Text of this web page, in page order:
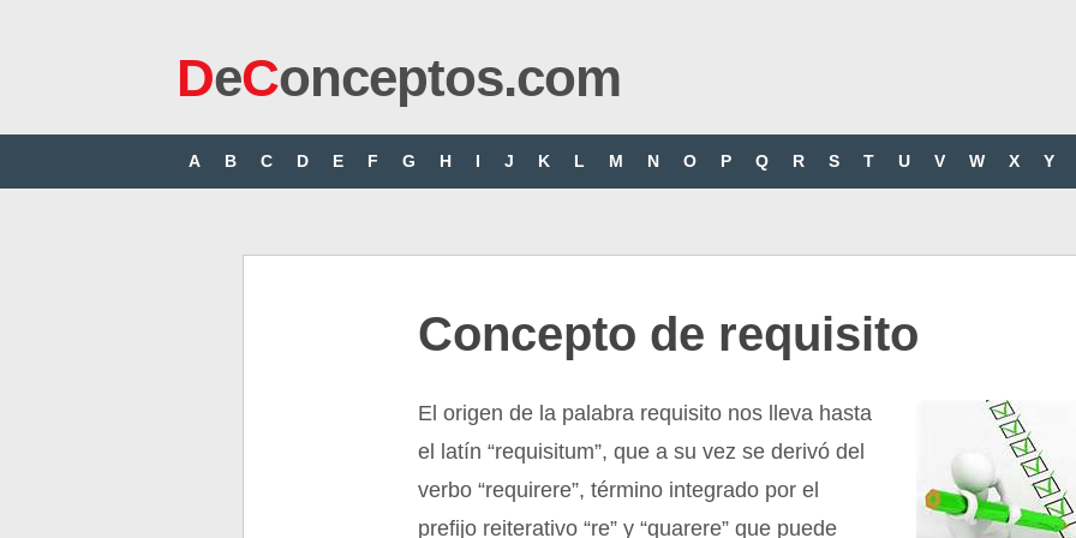
DeConceptos.com
A B C D E F G H I J K L M N O P Q R S T U V W X Y
Concepto de requisito
El origen de la palabra requisito nos lleva hasta
el latín “requisitum”, que a su vez se derivó del
verbo “requirere”, término integrado por el
prefijo reiterativo “re” y “quarere” que puede